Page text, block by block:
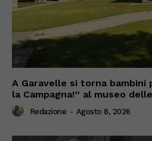
A Garavelle si torna bambini
la Campagna!” al museo
Redazione - Agosto 8, 2026